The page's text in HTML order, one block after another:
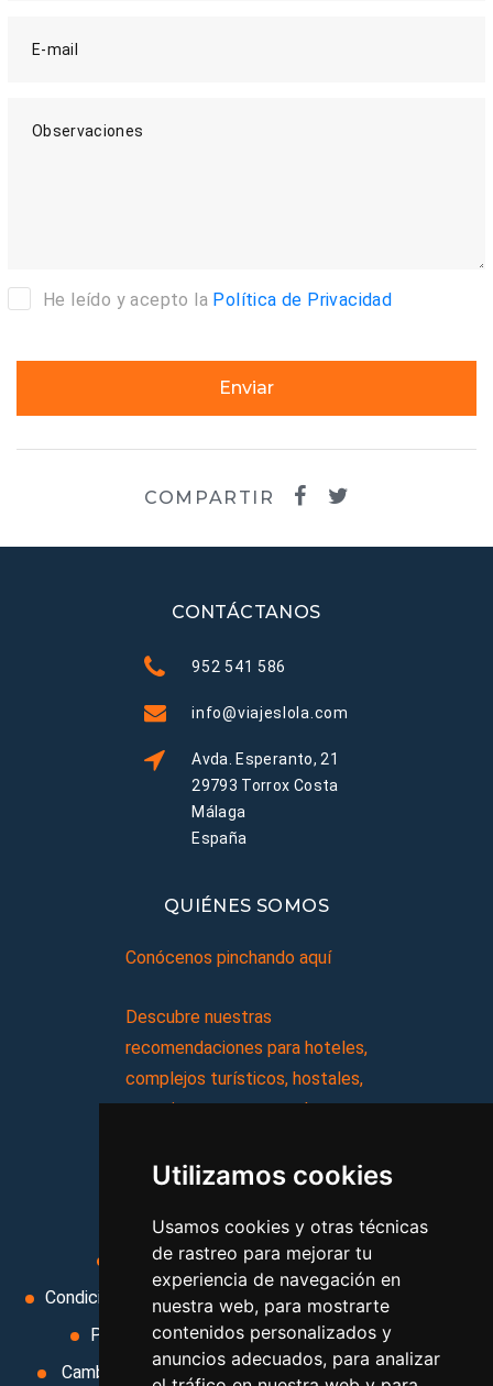
Utilizamos cookies
Usamos cookies y otras técnicas
de rastreo para mejorar tu
experiencia de navegación en
nuestra web, para mostrarte
contenidos personalizados y
anuncios adecuados, para analizar
E-mail
Observaciones
He leído y acepto la Política de Privacidad
Enviar
COMPARTIR
CONTÁCTANOS
952 541 586
info@viajeslola.com
Avda. Esperanto, 21
29793 Torrox Costa
Málaga
España
QUIÉNES SOMOS
Conócenos pinchando aquí
Descubre nuestras
recomendaciones para hoteles,
complejos turísticos, hostales,
vacaciones, paquetes de
Aviso legal
Condiciones de uso
Condiciones Generales
Ley de Viajes Combinados
Política de privacidad
Uso de cookies
Cambiar preferencias de cookies
Area privada